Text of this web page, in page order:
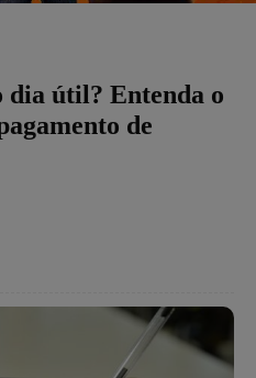
dia útil? Entenda o
de